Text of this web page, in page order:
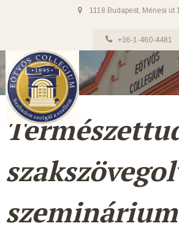
1118 Budapest, Ménesi út
+36-1-460-4481